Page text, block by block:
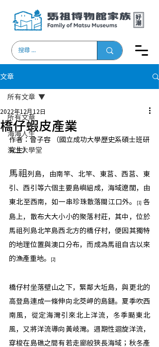
文章
所有文章
海海人生
海上大學堂
所有文章
橋仔蝦皮產業
2022年12月12日
作者：曾子容 （國立成功大學歷史系碩士班研
究生）
馬祖列島，由南竿、北竿、東莒、西莒、東
引、西引等六個主要島嶼組成，海域遼闊，由
東北至西南，如一串珍珠散落閩江口外。
各
島上，散布大大小小的聚落村莊，其中，位於
馬祖列島北竿島西北方的橋仔村，便因其獨特
的地理位置與澳口分布，而成為馬祖自古以來
的漁產重地。
[2]
橋仔村坐落壁山之下，緊鄰大坵島，與更北的
高登島連成一條伸向北茭岬的島鏈。夏季吹西
南風，從定海灣引來北上洋流，冬季颳東北
風，又將洋流導向黃岐灣。週期性迴旋洋流，
穿梭在島礁之間有若走廊般狹長海域；秋冬產